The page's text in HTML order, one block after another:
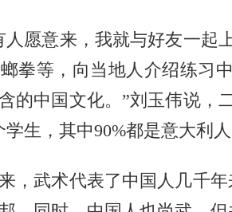
意来，我就与好友一起
拳等，向当地人介绍练习
的中国文化。”刘玉伟说，
学生，其中90%都是意大利
武术代表了中国人几千年